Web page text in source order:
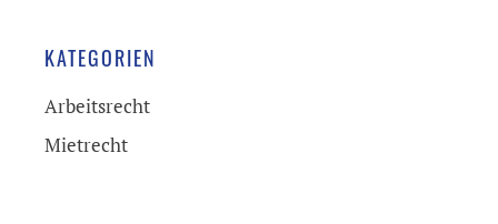
KATEGORIEN
Arbeitsrecht
Mietrecht